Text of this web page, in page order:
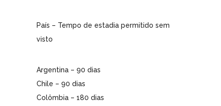
País – Tempo de estadia permitido sem
visto
Argentina – 90 dias
Chile – 90 dias
Colômbia – 180 dias